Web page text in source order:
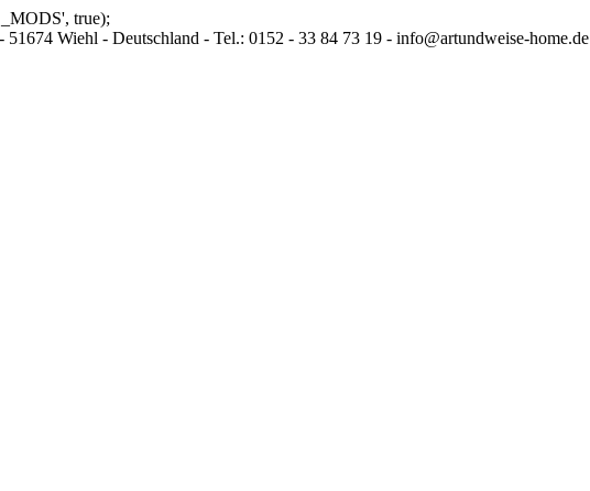
true);
Wiehl - Deutschland - Tel.: 0152 - 33 84 73 19 - info@artundweise-home.de